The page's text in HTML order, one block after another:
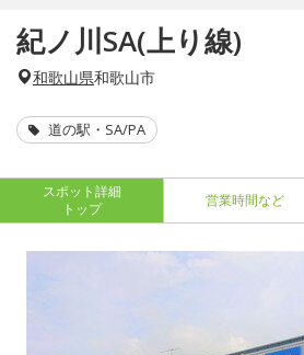
紀ノ川SA(上り線)
和歌山県和歌山市
道の駅・SA/PA
スポット詳細
トップ
営業時間など